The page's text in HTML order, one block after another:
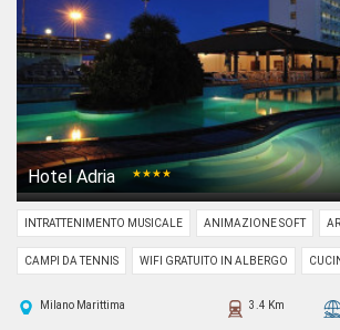
Hotel Adria ★★★★
INTRATTENIMENTO MUSICALE ANIMAZIONE SOFT
CAMPI DA TENNIS WIFI GRATUITO IN ALBERGO
Milano Marittima 3.4 Km